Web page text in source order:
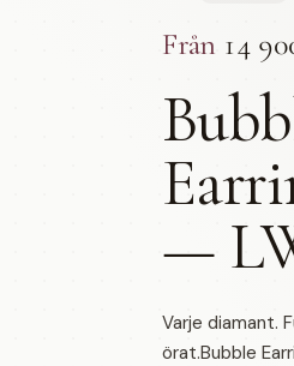
Från 14
—
Varje diamant.
örat.Bubble